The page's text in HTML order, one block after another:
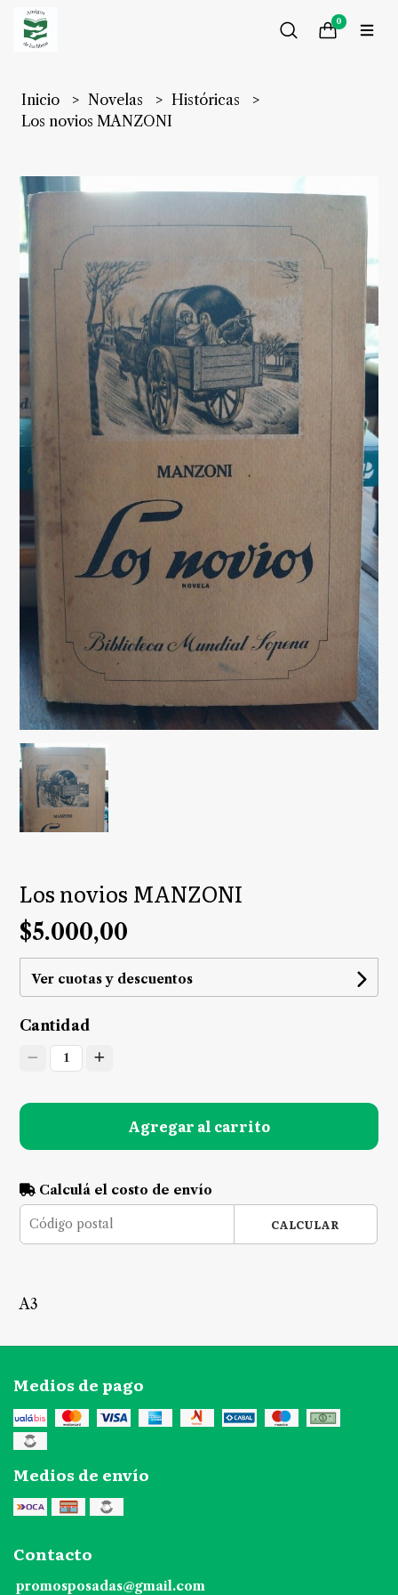
0
Inicio Novelas
Históricas
Los novios MANZONI
Los novios MANZONI
$5.000,00
Ver cuotas y descuentos
Cantidad
1
Agregar al carrito
Calculá el costo de envío
CALCULAR
A3
Medios de pago
Medios de envío
Contacto
promosposadas@gmail.com